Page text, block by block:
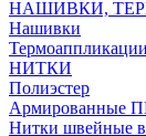
НАШИВКИ,
Нашивки
Термоаппликации
НИТКИ
Полиэстер
Армированные
Нитки швейные